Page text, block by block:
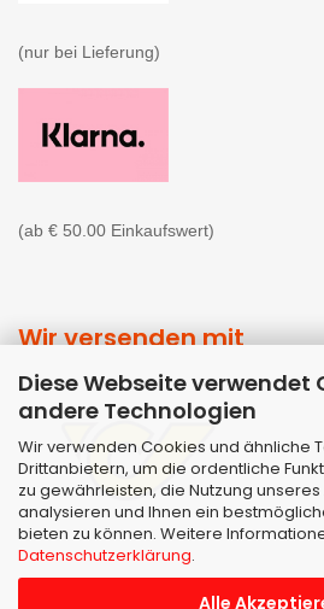
Diese Webseite verwendet
andere Technologien
Wir verwenden Cookies und ähnliche
Drittanbietern, um die ordentliche
zu gewährleisten, die Nutzung
analysieren und Ihnen ein
bieten zu können. Weitere
Datenschutzerklärung.
Alle
(nur bei Lieferung)
(ab € 50.00 Einkaufswert)
Wir versenden mit